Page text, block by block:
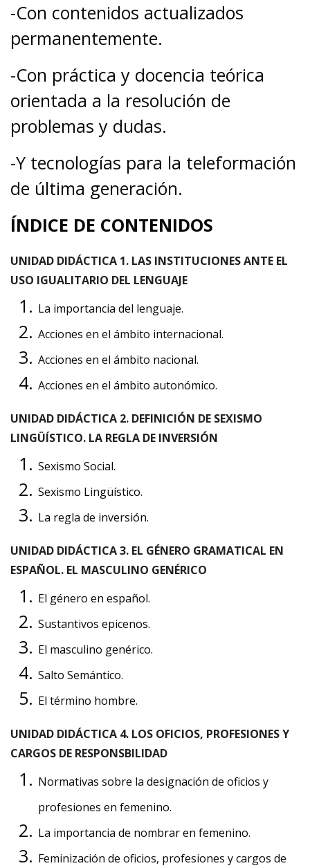
-Con contenidos actualizados
permanentemente.
-Con práctica y docencia teórica
orientada a la resolución de
problemas y dudas.
-Y tecnologías para la teleformación
de última generación.
ÍNDICE DE CONTENIDOS
UNIDAD DIDÁCTICA 1. LAS INSTITUCIONES ANTE EL
USO IGUALITARIO DEL LENGUAJE
La importancia del lenguaje.
Acciones en el ámbito internacional.
Acciones en el ámbito nacional.
Acciones en el ámbito autonómico.
UNIDAD DIDÁCTICA 2. DEFINICIÓN DE SEXISMO
LINGÜÍSTICO. LA REGLA DE INVERSIÓN
Sexismo Social.
Sexismo Lingüístico.
La regla de inversión.
UNIDAD DIDÁCTICA 3. EL GÉNERO GRAMATICAL EN
ESPAÑOL. EL MASCULINO GENÉRICO
El género en español.
Sustantivos epicenos.
El masculino genérico.
Salto Semántico.
El término hombre.
UNIDAD DIDÁCTICA 4. LOS OFICIOS, PROFESIONES Y
CARGOS DE RESPONSBILIDAD
Normativas sobre la designación de oficios y
profesiones en femenino.
La importancia de nombrar en femenino.
Feminización de oficios, profesiones y cargos de